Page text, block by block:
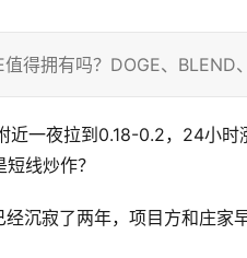
得拥有吗？DOGE、BLEND
近一夜拉到0.18-0.2，24小时
线炒作？
沉寂了两年，项目方和庄家